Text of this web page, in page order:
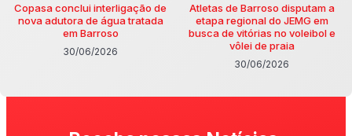
Copasa conclui interligação de
nova adutora de água tratada
em Barroso
30/06/2026
Atletas de Barroso disputam a
etapa regional do JEMG em
busca de vitórias no voleibol e
vôlei de praia
30/06/2026